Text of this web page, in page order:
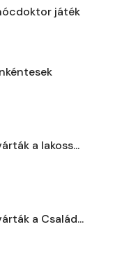
játék
a lakoss...
a Család...